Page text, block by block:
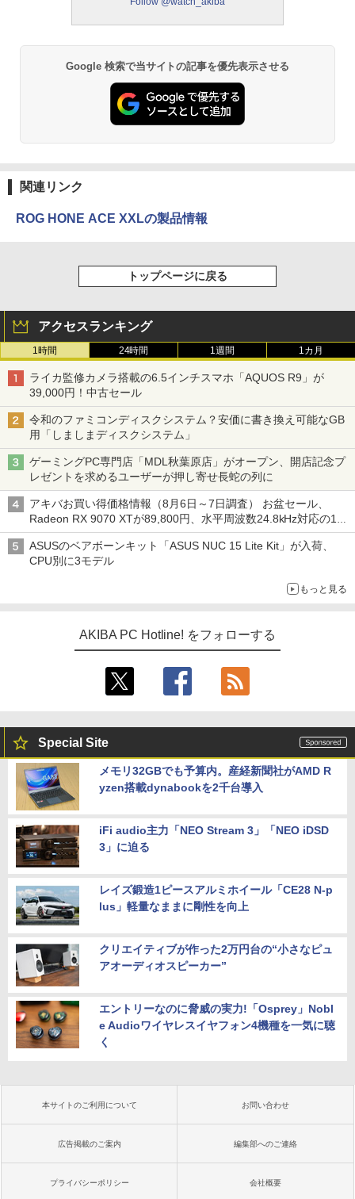
Google 検索で当サイトの記事を優先表示させる
関連リンク
ROG HONE ACE XXLの製品情報
トップページに戻る
アクセスランキング
1時間 24時間 1週間 1カ月
ライカ監修カメラ搭載の6.5インチスマホ「AQUOS R9」が
39,000円！中古セール
令和のファミコンディスクシステム？安価に書き換え可能なGB
用「しましまディスクシステム」
ゲーミングPC専門店「MDL秋葉原店」がオープン、開店記念プ
レゼントを求めるユーザーが押し寄せ長蛇の列に
アキバお買い得価格情報（8月6日～7日調査） お盆セール、
Radeon RX 9070 XTが89,800円、水平周波数24.8kHz対応の17
型モニターが9,801円、暑さ指数連動セール ほか
ASUSのベアボーンキット「ASUS NUC 15 Lite Kit」が入荷、
CPU別に3モデル
もっと見る
AKIBA PC Hotline! をフォローする
Special Site
メモリ32GBでも予算内。産経新聞社がAMD R
yzen搭載dynabookを2千台導入
iFi audio主力「NEO Stream 3」「NEO iDSD
3」に迫る
レイズ鍛造1ピースアルミホイール「CE28 N-p
lus」軽量なままに剛性を向上
クリエイティブが作った2万円台の“小さなピュ
アオーディオスピーカー”
エントリーなのに脅威の実力!「Osprey」Nobl
e Audioワイヤレスイヤフォン4機種を一気に聴
く
本サイトのご利用について お問い合わせ
広告掲載のご案内 編集部へのご連絡
プライバシーポリシー 会社概要